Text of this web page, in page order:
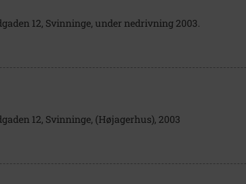
12, Svinninge, under nedrivning 2003.
12, Svinninge, (Højagerhus), 2003